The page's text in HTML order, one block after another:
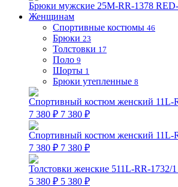
Брюки мужские 25M-RR-1378
Женщинам
Спортивные костюмы 46
Брюки 23
Толстовки 17
Поло 9
Шорты 1
Брюки утепленные 8
Спортивный костюм женский 11L-
7 380 ₽ 7 380 ₽
Спортивный костюм женский 11L-
7 380 ₽ 7 380 ₽
Толстовки женские 511L-RR-1732/
5 380 ₽ 5 380 ₽